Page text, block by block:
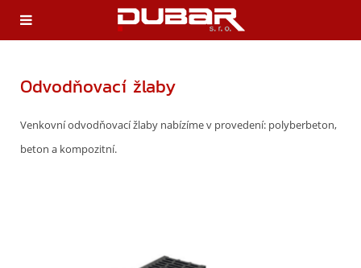
Odvodňovací žlaby
Venkovní odvodňovací žlaby nabízíme v provedení: polyberbeton,
beton a kompozitní.